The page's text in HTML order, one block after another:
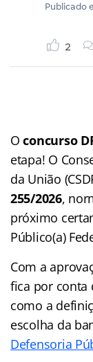
Publicado
2
Oconcurso
etapa! O
da União
255/2026,
próximo
Público(a)
Com a
fica por conta
como a
escolha da
Defensoria